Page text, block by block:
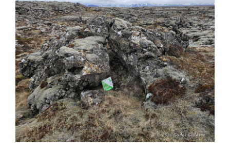
5. Litli-Rauðamelur
Ratleikur 2026